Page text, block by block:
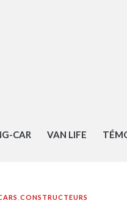
CAR VAN LIFE
,CONSTRUCTEURS